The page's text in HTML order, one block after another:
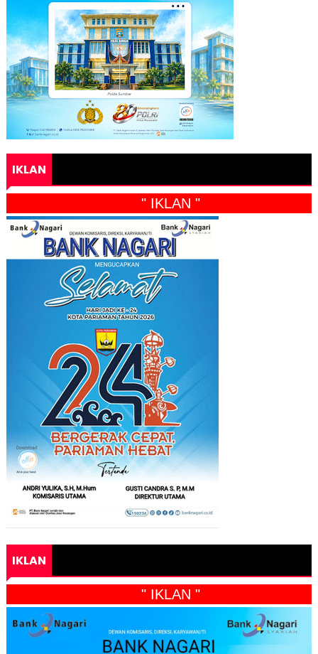
IKLAN
" IKLAN "
IKLAN
" IKLAN "